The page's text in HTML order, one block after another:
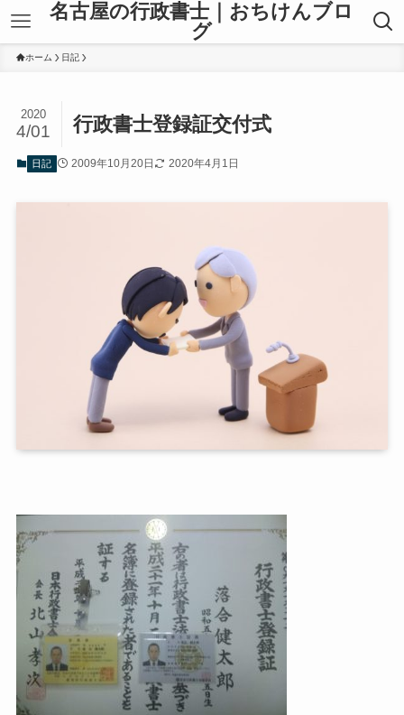
名古屋の行政書士｜おちけんブロ
グ
ホーム 日記
行政書士登録証交付式
2020
4/01
日記 2009年10月20日 2020年4月1日